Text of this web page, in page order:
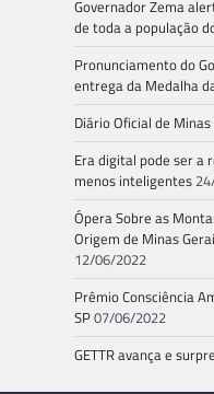
Governador Zema
de toda a população
Pronunciamento do
entrega da Medalha
Diário Oficial de
Era digital pode ser a
menos inteligentes
Ópera Sobre as
Origem de Minas
12/06/2022
Prêmio Consciência
SP07/06/2022
GETTR avança e